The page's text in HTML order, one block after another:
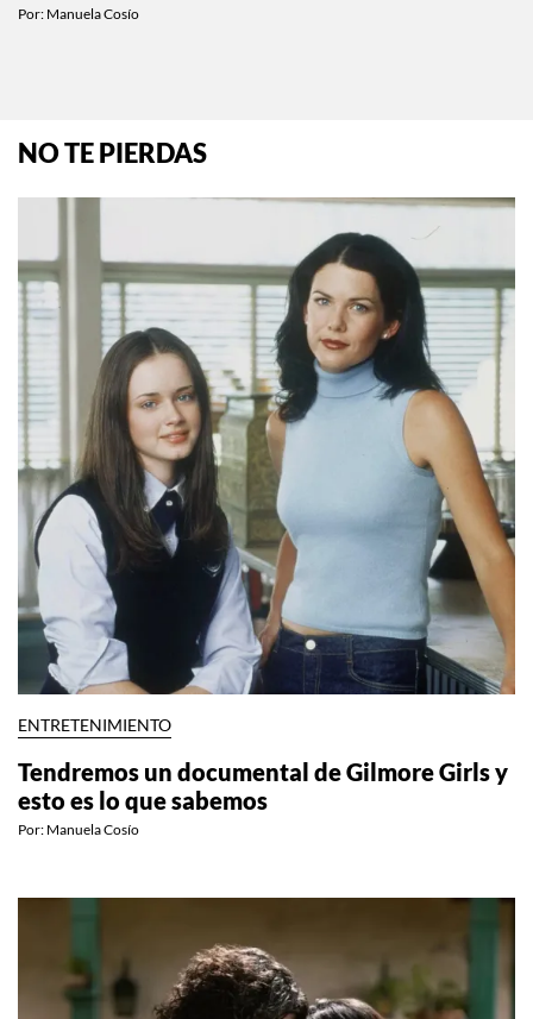
Por: Manuela Cosío
NO TE PIERDAS
ENTRETENIMIENTO
Tendremos un documental de Gilmore Girls y
esto es lo que sabemos
Por: Manuela Cosío